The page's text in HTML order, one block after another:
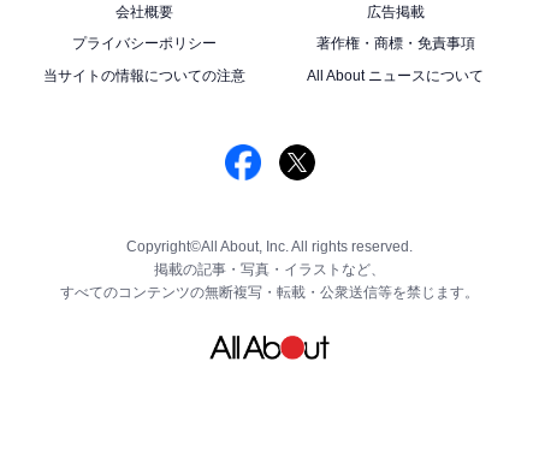
会社概要
広告掲載
プライバシーポリシー
著作権・商標・免責事項
当サイトの情報についての注意
All About ニュースについて
Copyright©All About, Inc. All rights reserved.
掲載の記事・写真・イラストなど、
すべてのコンテンツの無断複写・転載・公衆送信等を禁じます。